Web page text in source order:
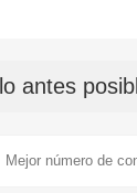
antes